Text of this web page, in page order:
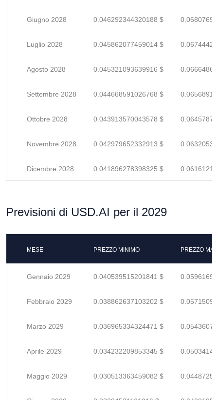
Giugno 2028 0.046292344320188 $
Luglio 2028 0.045862077459014 $
Agosto 2028 0.045321093639916 $
Settembre 2028 0.044668591026768 $
Ottobre 2028 0.043913570043578 $
Novembre 2028 0.042979652332913 $
Dicembre 2028 0.041896278398325 $
Previsioni di USD.AI per il 2029
MESE PREZZO MINIMO PREZZO
Gennaio 2029 0.040539515201841 $
Febbraio 2029 0.038862637103202 $
Marzo 2029 0.036965334324471 $
Aprile 2029 0.034232209853345 $
Maggio 2029 0.030513363459082 $